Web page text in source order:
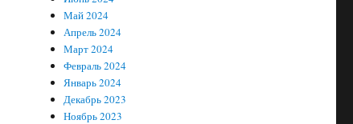
Май 2024
Апрель 2024
Март 2024
Февраль 2024
Январь 2024
Декабрь 2023
Ноябрь 2023